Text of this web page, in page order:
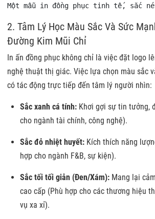
Một mẫu in đồng phục tinh tế, sắc
2. Tâm Lý Học Màu Sắc Và Sức
Đường Kim Mũi Chỉ
In ấn đồng phục không chỉ là việc đặt logo
nghệ thuật thị giác. Việc lựa chọn màu sắc
có tác động trực tiếp đến tâm lý người nhìn:
Sắc xanh cá tính: Khơi gợi sự tin tưởng,
cho ngành tài chính, công nghệ).
Sắc đỏ nhiệt huyết: Kích thích năng
hợp cho ngành F&B, sự kiện).
Sắc tối tối giản (Đen/Xám): Mang lại
cao cấp (Phù hợp cho các thương hiệu
vụ xa xỉ).